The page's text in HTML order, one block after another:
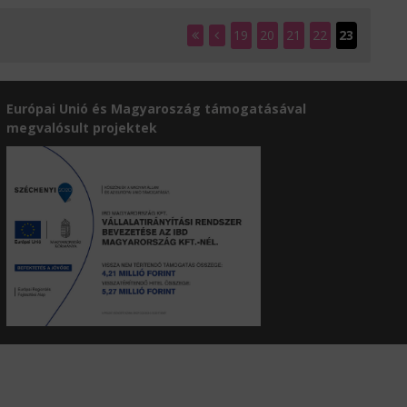
19 20 21 22 23
Európai Unió és Magyaroszág támogatásával
megvalósult projektek